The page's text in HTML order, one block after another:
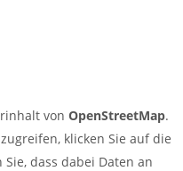
von OpenStreetMap.
klicken Sie auf die
dass dabei Daten an